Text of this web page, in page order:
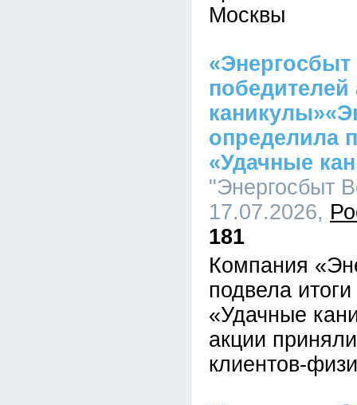
Москвы
определила
«Удачные
"Энергосбыт
17.07.2026,
181
Компания
подвела
«Удачные
акции
клиентов-